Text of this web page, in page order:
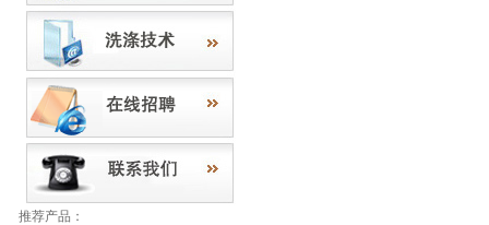
推荐产品：